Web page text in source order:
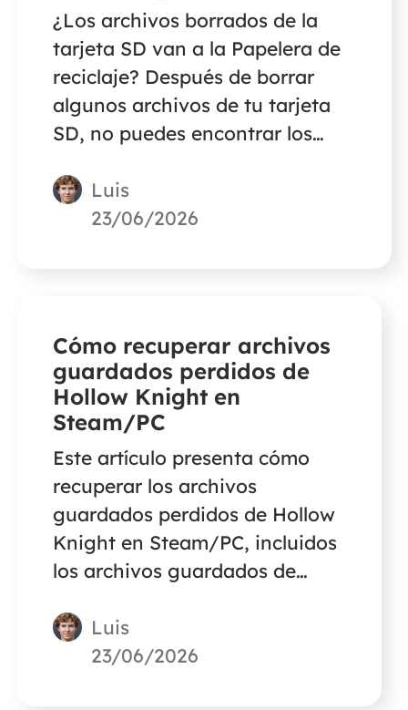
¿Los archivos borrados de la
tarjeta SD van a la Papelera de
reciclaje? Después de borrar
algunos archivos de tu tarjeta
SD, no puedes encontrar los
Papelera de Reciclaje. Si quieres
saber dónde van los archivos
Luis
23/06/2026
Cómo recuperar archivos
guardados perdidos de
Hollow Knight en
Steam/PC
Este artículo presenta cómo
recuperar los archivos
guardados perdidos de Hollow
Knight en Steam/PC, incluidos
los archivos guardados de
motivo, cómo hacer una copia
de seguridad de los archivos
Luis
23/06/2026